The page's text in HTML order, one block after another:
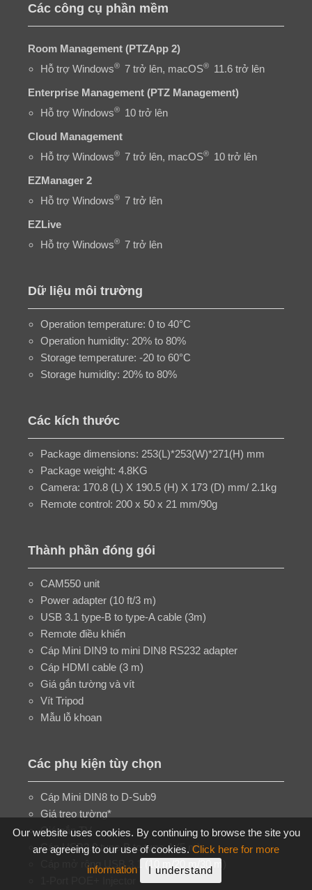
Các công cụ phần mềm
Room Management (PTZApp 2)
Hỗ trợ Windows® 7 trở lên, macOS®
11.6 trở lên
Enterprise Management (PTZ Management)
Hỗ trợ Windows®
10 trở lên
Cloud Management
Hỗ trợ Windows® 7 trở lên, macOS®
10 trở lên
EZManager 2
Hỗ trợ Windows® 7 trở lên
EZLive
Hỗ trợ Windows® 7 trở lên
Dữ liệu môi trường
Operation temperature: 0 to 40°C
Operation humidity: 20% to 80%
Storage temperature: -20 to 60°C
Storage humidity: 20% to 80%
Các kích thước
Package dimensions: 253(L)*253(W)*271(H) mm
Package weight: 4.8KG
Camera: 170.8 (L) X 190.5 (H) X 173 (D) mm/ 2.1kg
Remote control: 200 x 50 x 21 mm/90g
Thành phần đóng gói
CAM550 unit
Power adapter (10 ft/3 m)
USB 3.1 type-B to type-A cable (3m)
Remote điều khiển
Cáp Mini DIN9 to mini DIN8 RS232 adapter
Cáp HDMI cable (3 m)
Giá gắn tường và vít
Vít Tripod
Mẫu lỗ khoan
Các phụ kiện tùy chọn
Cáp Mini DIN8 to D-Sub9
Giá treo tường*
Giá gắn TV
Cáp USB2.0 type-B to type-A (5 m)
Cáp mở rộng USB 3.1 (10 m/20 m/30 m)
Our website uses cookies. By continuing to browse the site you
are agreeing to our use of cookies. Click here for more
information
I understand